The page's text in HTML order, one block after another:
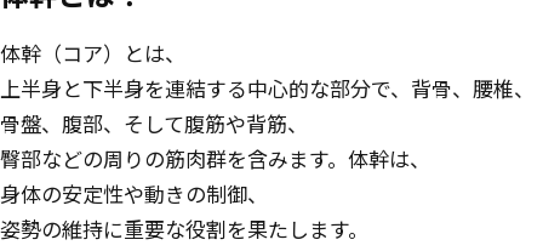
体幹（コア）とは、
上半身と下半身を連結する中心的な部分で、背骨、腰椎、
骨盤、腹部、そして腹筋や背筋、
臀部などの周りの筋肉群を含みます。体幹は、
身体の安定性や動きの制御、
姿勢の維持に重要な役割を果たします。